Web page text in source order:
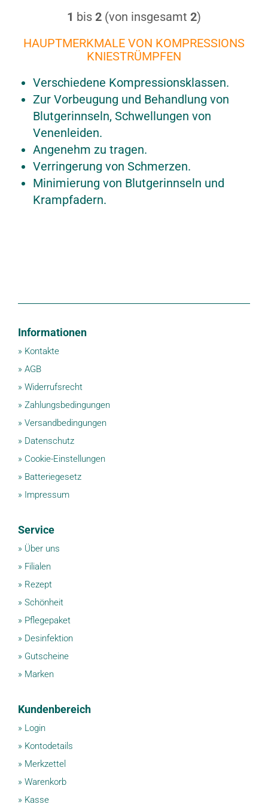
1 bis 2 (von insgesamt 2)
HAUPTMERKMALE VON KOMPRESSIONS
KNIESTRÜMPFEN
Verschiedene Kompressionsklassen.
Zur Vorbeugung und Behandlung von
Blutgerinnseln, Schwellungen von
Venenleiden.
Angenehm zu tragen.
Verringerung von Schmerzen.
Minimierung von Blutgerinnseln und
Krampfadern.
Informationen
» Kontakte
» AGB
» Widerrufsrecht
» Zahlungsbedingungen
» Versandbedingungen
» Datenschutz
» Cookie-Einstellungen
» Batteriegesetz
» Impressum
Service
» Über uns
» Filialen
» Rezept
» Schönheit
» Pflegepaket
» Desinfektion
» Gutscheine
» Marken
Kundenbereich
» Login
» Kontodetails
» Merkzettel
» Warenkorb
» Kasse